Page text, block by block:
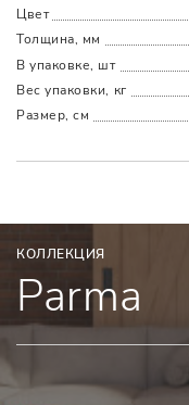
Цвет
Толщина, мм
В упаковке, шт
Вес упаковки, кг
Размер, см
КОЛЛЕКЦИЯ
Parma